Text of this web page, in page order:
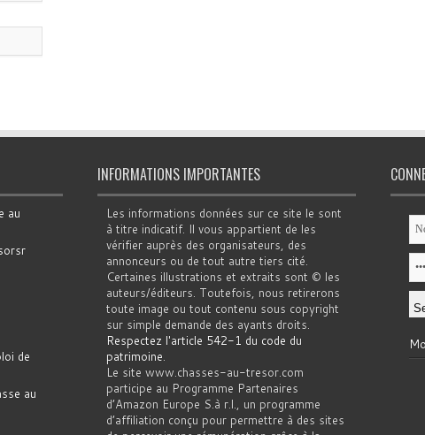
au
de
au
INFORMATIONS IMPORTANTES
Les informations données sur ce site le sont
à titre indicatif. Il vous appartient de les
vérifier auprès des organisateurs, des
annonceurs ou de tout autre tiers cité.
Certaines illustrations et extraits sont © les
auteurs/éditeurs. Toutefois, nous retirerons
toute image ou tout contenu sous copyright
sur simple demande des ayants droits.
Respectez l'article 542-1 du code du
patrimoine.
Le site www.chasses-au-tresor.com
participe au Programme Partenaires
d’Amazon Europe S.à r.l., un programme
d’affiliation conçu pour permettre à des sites